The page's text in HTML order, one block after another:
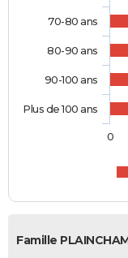
70-80 ans
80-90 ans
90-100 ans
Plus de 100 ans
0
Famille